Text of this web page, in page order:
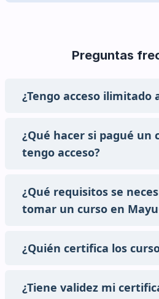
Preguntas
¿Tengo acceso ilimitado
¿Qué hacer si pagué un
tengo acceso?
¿Qué requisitos se
tomar un curso en
¿Quién certifica los
¿Tiene validez mi